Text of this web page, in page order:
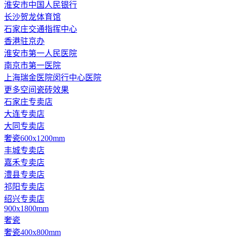
淮安市中国人民银行
长沙贺龙体育馆
石家庄交通指挥中心
香港驻京办
淮安市第一人民医院
南京市第一医院
上海瑞金医院闵行中心医院
更多空间瓷砖效果
石家庄专卖店
大连专卖店
大同专卖店
奢瓷600x1200mm
丰城专卖店
嘉禾专卖店
澧县专卖店
祁阳专卖店
绍兴专卖店
900x1800mm
奢瓷
奢瓷400x800mm